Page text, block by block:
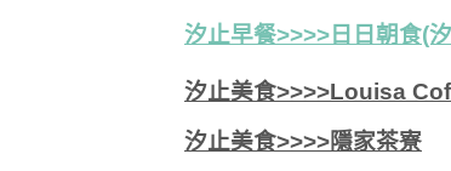
汐止早餐>>>>日日朝食(
汐止美食>>>>Louisa
汐止美食>>>>隱家茶寮